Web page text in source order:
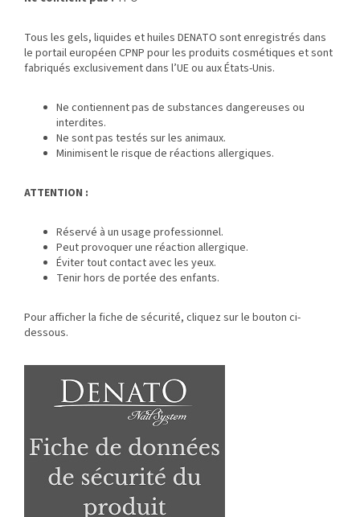
Tous les gels, liquides et huiles DENATO sont enregistrés dans
le portail européen CPNP pour les produits cosmétiques et sont
fabriqués exclusivement dans l’UE ou aux États-Unis.
Ne contiennent pas de substances dangereuses ou
interdites.
Ne sont pas testés sur les animaux.
Minimisent le risque de réactions allergiques.
ATTENTION :
Réservé à un usage professionnel.
Peut provoquer une réaction allergique.
Éviter tout contact avec les yeux.
Tenir hors de portée des enfants.
Pour afficher la fiche de sécurité, cliquez sur le bouton ci-
dessous.